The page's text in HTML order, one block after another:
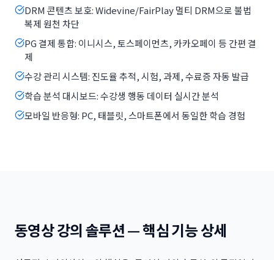
DRM 콘텐츠 보호: Widevine/FairPlay 멀티 DRM으로 불법
복제 원천 차단
PG 결제 통합: 이니시스, 토스페이먼츠, 카카오페이 등 간편 결
제
수강 관리 시스템: 진도율 추적, 시험, 과제, 수료증 자동 발급
학습 분석 대시보드: 수강생 행동 데이터 실시간 분석
모바일 반응형: PC, 태블릿, 스마트폰에서 동일한 학습 경험
동영상 강의 솔루션 — 핵심 기능 상세